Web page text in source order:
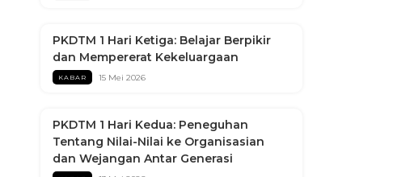
PKDTM 1 Hari Ketiga: Belajar Berpikir
dan Mempererat Kekeluargaan
KABAR 15 Mei 2026
PKDTM 1 Hari Kedua: Peneguhan
Tentang Nilai-Nilai ke Organisasian
dan Wejangan Antar Generasi